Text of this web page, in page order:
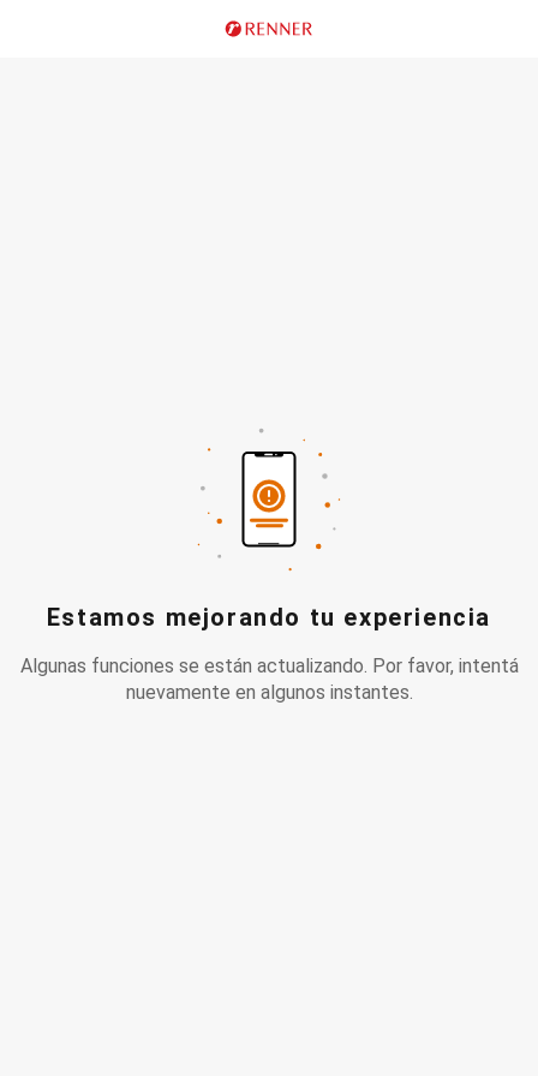
Estamos mejorando tu experiencia
Algunas funciones se están actualizando. Por favor, intentá
nuevamente en algunos instantes.